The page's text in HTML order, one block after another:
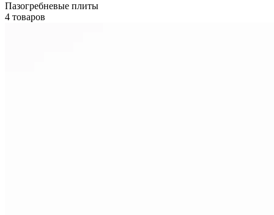
Пазогребневые плиты
4 товаров